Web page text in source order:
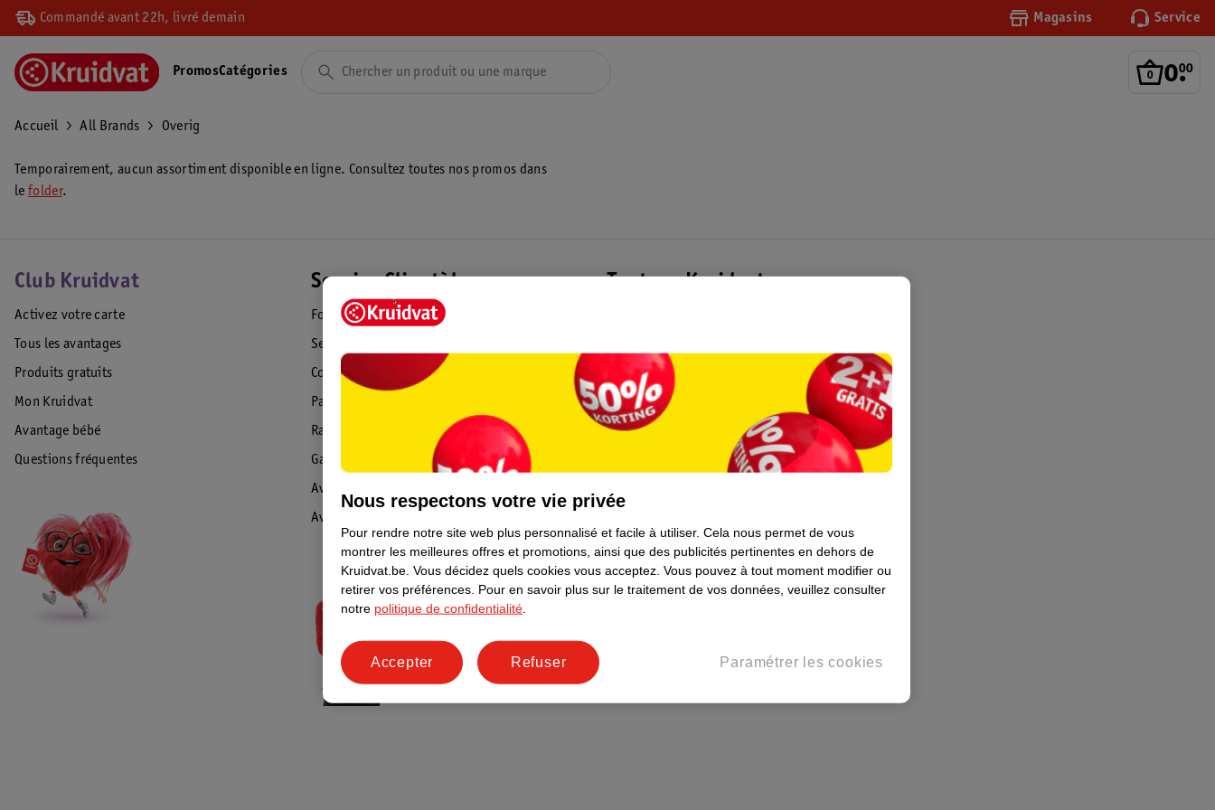
Commandé avant 22h, livré demain Magasins Service
0.
00
PromosCatégories
Accueil All Brands Overig
Temporairement, aucun assortiment disponible en ligne. Consultez toutes nos promos dans
le folder.
Club Kruidvat
Activez votre carte
Tous les avantages
Produits gratuits
Mon Kruidvat
Avantage bébé
Questions fréquentes
Service Clientèle
Foire aux questions
Service Clientèle
Commande & Livraison
Paiement
Rappel & Retour
Garantie
Avis de sécurité
Avis
Tout sur Kruidvat
Formule commerciale
Coordonnées de l’entreprise
Plus durable
Nous respectons votre vie privée
Pour rendre notre site web plus personnalisé et facile à utiliser. Cela nous permet de vous
montrer les meilleures offres et promotions, ainsi que des publicités pertinentes en dehors de
Kruidvat.be. Vous décidez quels cookies vous acceptez. Vous pouvez à tout moment modifier ou
retirer vos préférences. Pour en savoir plus sur le traitement de vos données, veuillez consulter
notre politique de confidentialité
Paramétrer les cookies
Refuser
Accepter